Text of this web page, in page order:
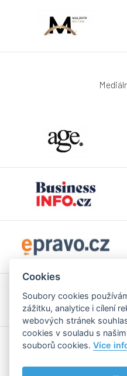
Cookies
Soubory cookies
zážitku, analytice i cílení
webových stránek
cookies v souladu s
souborů cookies.Více